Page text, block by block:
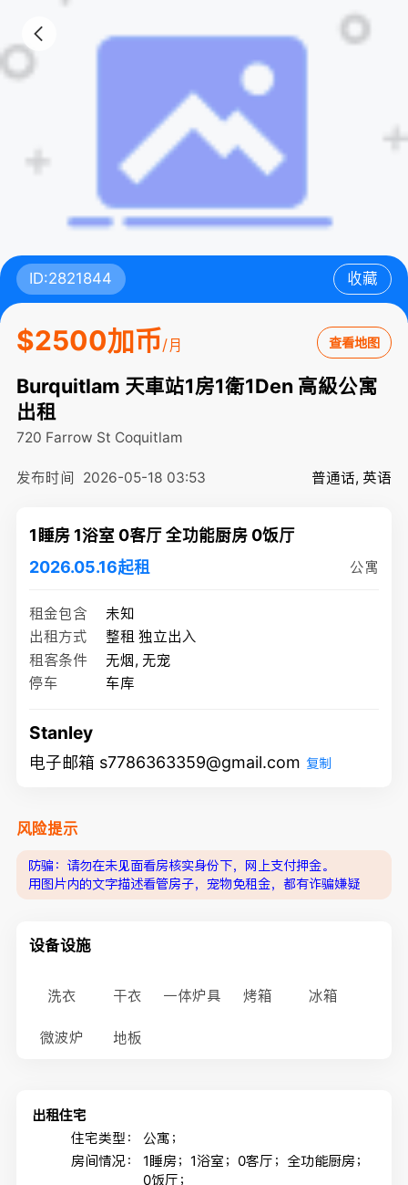
ID:2821844 收藏
$2500加币/月 查看地图
Burquitlam 天車站1房1衛1Den 高級公寓
出租
720 Farrow St Coquitlam
发布时间 2026-05-18 03:53 普通话, 英语
1睡房 1浴室 0客厅 全功能厨房 0饭厅
2026.05.16起租
公寓
租金包含
未知
出租方式
整租 独立出入
租客条件
无烟, 无宠
停车
车库
Stanley
电子邮箱 s7786363359@gmail.com 复制
风险提示
防骗：请勿在未见面看房核实身份下，网上支付押金。
用图片内的文字描述看管房子，宠物免租金，都有诈骗嫌疑
设备设施
洗衣 干衣 一体炉具 烤箱 冰箱
微波炉 地板
出租住宅
住宅类型：
公寓；
房间情况：
1睡房；1浴室；0客厅；全功能厨房；
0饭厅；